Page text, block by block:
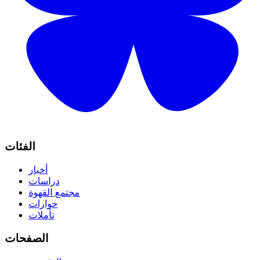
الفئات
أخبار
دراسات
مجتمع القهوة
حوارات
تأملات
الصفحات